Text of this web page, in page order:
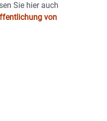
Sie hier auch
von